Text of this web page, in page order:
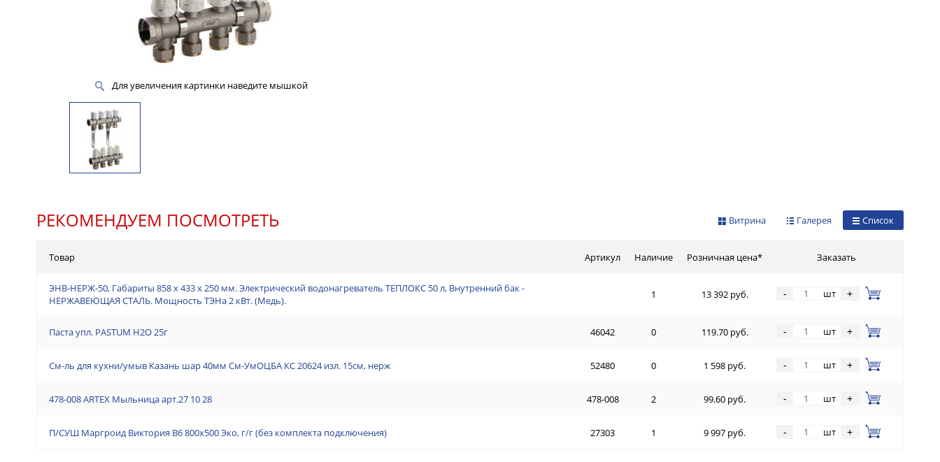
Для увеличения картинки наведите мышкой
РЕКОМЕНДУЕМ ПОСМОТРЕТЬ Список
Галерея
Витрина
Товар Артикул Наличие Розничная цена* Заказать
ЭНВ-НЕРЖ-50, Габариты 858 х 433 х 250 мм. Электрический водонагреватель ТЕПЛОКС 50 л, Внутренний бак -
НЕРЖАВЕЮЩАЯ СТАЛЬ. Мощность ТЭНа 2 кВт. (Медь).
1 13 392 руб. - шт +
Паста упл. PASTUM H2О 25г 46042 0 119.70 руб. - шт +
См-ль для кухни/умыв Казань шар 40мм См-УмОЦБА КС 20624 изл. 15см, нерж 52480 0 1 598 руб. - шт +
478-008 ARTEX Мыльница арт.27 10 28 478-008 2 99.60 руб. - шт +
П/СУШ Маргроид Виктория В6 800х500 Эко, г/г (без комплекта подключения) 27303 1 9 997 руб. - шт +